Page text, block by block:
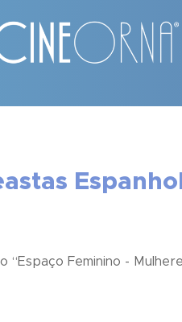
“Espaço Feminino -